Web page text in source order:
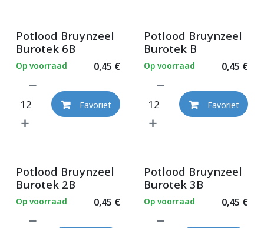
Potlood Bruynzeel
Burotek 6B
0,45 €
Op voorraad
Favoriet
Potlood Bruynzeel
Burotek B
0,45 €
Op voorraad
Favoriet
Potlood Bruynzeel
Burotek 2B
0,45 €
Op voorraad
Potlood Bruynzeel
Burotek 3B
0,45 €
Op voorraad